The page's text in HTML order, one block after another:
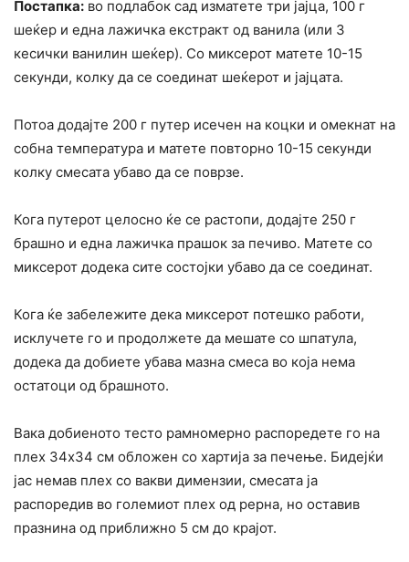
Постапка: во подлабок сад изматете три јајца, 100 г
шеќер и една лажичка екстракт од ванила (или 3
кесички ванилин шеќер). Со миксерот матете 10-15
секунди, колку да се соединат шеќерот и јајцата.
Потоа додајте 200 г путер исечен на коцки и омекнат на
собна температура и матете повторно 10-15 секунди
колку смесата убаво да се поврзе.
Кога путерот целосно ќе се растопи, додајте 250 г
брашно и една лажичка прашок за печиво. Матете со
миксерот додека сите состојки убаво да се соединат.
Кога ќе забележите дека миксерот потешко работи,
исклучете го и продолжете да мешате со шпатула,
додека да добиете убава мазна смеса во која нема
остатоци од брашното.
Вака добиеното тесто рамномерно распоредете го на
плех 34х34 см обложен со хартија за печење. Бидејќи
јас немав плех со вакви димензии, смесата ја
распоредив во големиот плех од рерна, но оставив
празнина од приближно 5 см до крајот.